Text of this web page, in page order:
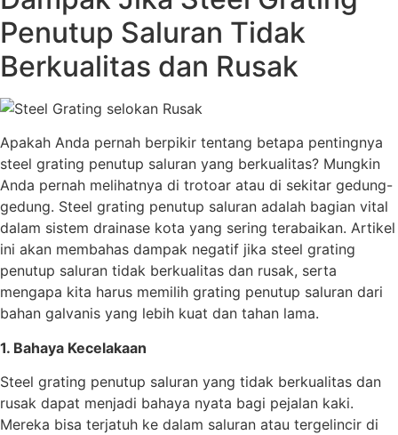
Penutup Saluran Tidak
Berkualitas dan Rusak
Apakah Anda pernah berpikir tentang betapa pentingnya
steel grating penutup saluran yang berkualitas? Mungkin
Anda pernah melihatnya di trotoar atau di sekitar gedung-
gedung. Steel grating penutup saluran adalah bagian vital
dalam sistem drainase kota yang sering terabaikan. Artikel
ini akan membahas dampak negatif jika steel grating
penutup saluran tidak berkualitas dan rusak, serta
mengapa kita harus memilih grating penutup saluran dari
bahan galvanis yang lebih kuat dan tahan lama.
1. Bahaya Kecelakaan
Steel grating penutup saluran yang tidak berkualitas dan
rusak dapat menjadi bahaya nyata bagi pejalan kaki.
Mereka bisa terjatuh ke dalam saluran atau tergelincir di